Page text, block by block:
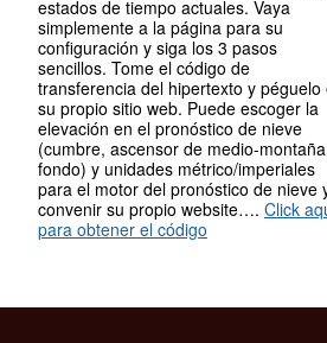
estados de tiempo actuales. Vaya
simplemente a la página para su
configuración y siga los 3 pasos
sencillos. Tome el código de
transferencia del hipertexto y péguelo
su propio sitio web. Puede escoger la
elevación en el pronóstico de nieve
(cumbre, ascensor de medio-
fondo) y unidades métrico/imperiales
para el motor del pronóstico de nieve
convenir su propio website…. Click
para obtener el código